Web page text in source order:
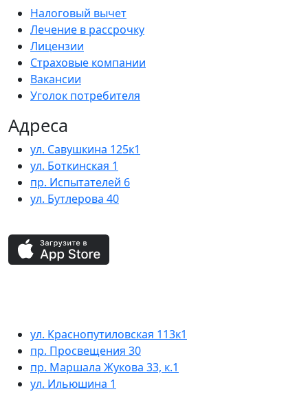
Налоговый вычет
Лечение в рассрочку
Лицензии
Страховые компании
Вакансии
Уголок потребителя
Адреса
ул. Савушкина 125к1
ул. Боткинская 1
пр. Испытателей 6
ул. Бутлерова 40
ул. Краснопутиловская 113к1
пр. Просвещения 30
пр. Маршала Жукова 33, к.1
ул. Ильюшина 1